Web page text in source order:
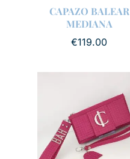
CAPAZO BALEAR
MEDIANA
€119.00